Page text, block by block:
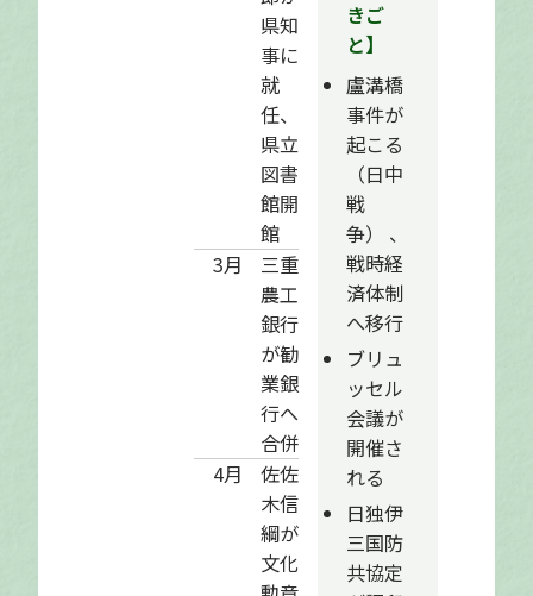
県知
事に
就
任、
県立
図書
館開
館
3月
三重
農工
銀行
が勧
業銀
行へ
合併
4月
佐佐
木信
綱が
文化
きご
と】
盧溝橋
事件が
起こる
（日中
戦
争） 、
戦時経
済体制
へ移行
ブリュ
ッセル
会議が
開催さ
れる
日独伊
三国防
共協定